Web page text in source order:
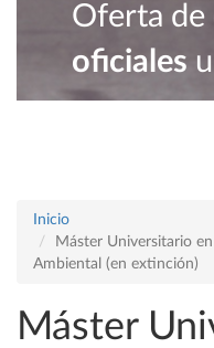
Oferta de
oficiales
Inicio
Máster Universitario
Ambiental (en extinción)
Máster